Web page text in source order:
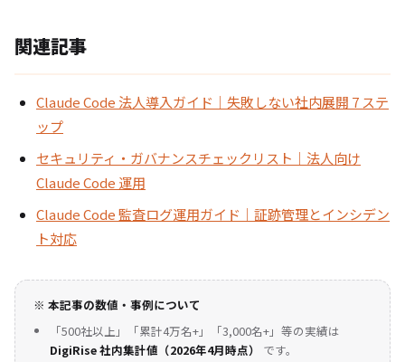
関連記事
Claude Code 法人導入ガイド｜失敗しない社内展開 7 ステ
ップ
セキュリティ・ガバナンスチェックリスト｜法人向け
Claude Code 運用
Claude Code 監査ログ運用ガイド｜証跡管理とインシデン
ト対応
※ 本記事の数値・事例について
「500社以上」「累計4万名+」「3,000名+」等の実績は
DigiRise 社内集計値（2026年4月時点）
です。